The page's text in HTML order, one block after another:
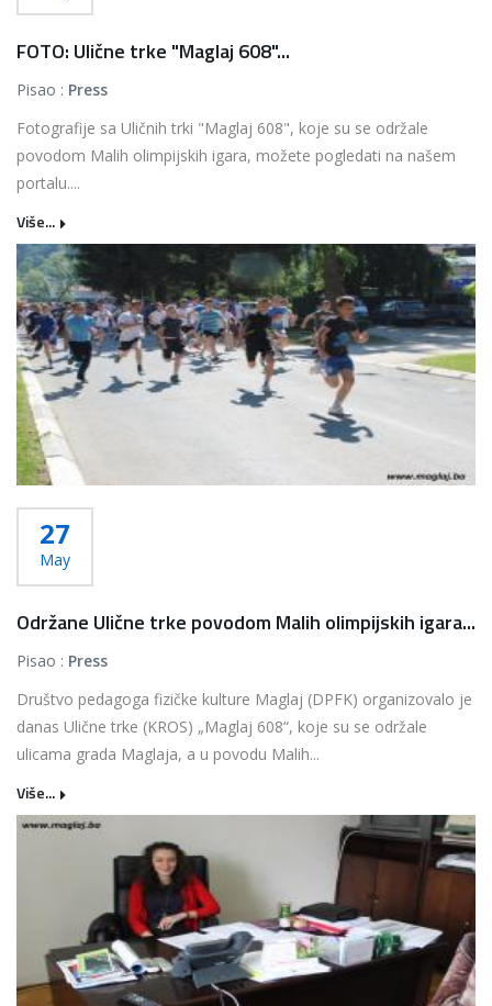
FOTO: Ulične trke "Maglaj 608"...
Pisao : Press
Fotografije sa Uličnih trki "Maglaj 608", koje su se održale
povodom Malih olimpijskih igara, možete pogledati na našem
portalu....
Više...
27
May
Održane Ulične trke povodom Malih olimpijskih igara...
Pisao : Press
Društvo pedagoga fizičke kulture Maglaj (DPFK) organizovalo je
danas Ulične trke (KROS) „Maglaj 608“, koje su se održale
ulicama grada Maglaja, a u povodu Malih...
Više...